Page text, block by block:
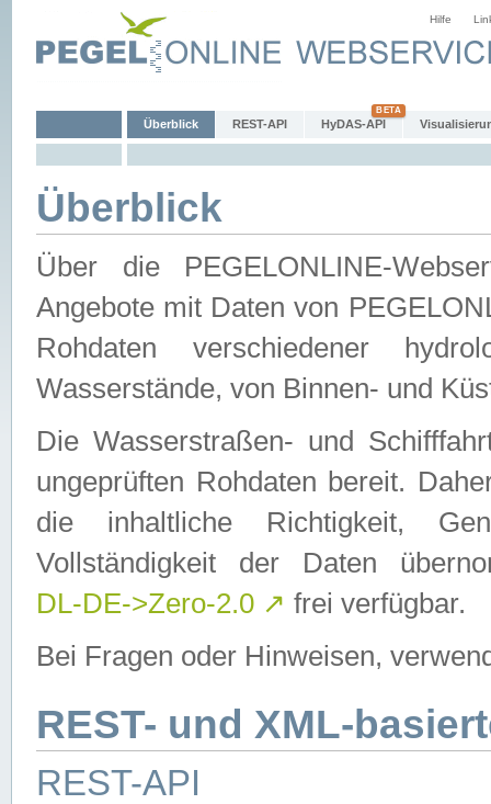
Hilfe
Überblick REST-API HyDAS-API
Überblick
Über die PEGELONLINE-
Angebote mit Daten von
Rohdaten verschiedener
Wasserstände, von Binnen- und
Die Wasserstraßen- und
ungeprüften Rohdaten bereit.
die inhaltliche Richtigkeit,
Vollständigkeit der Daten
DL-DE->Zero-2.0 ↗ frei verfügbar.
Bei Fragen oder Hinweisen,
REST- und XML-
REST-API